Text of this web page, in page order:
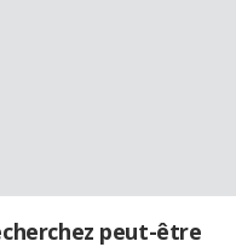
peut-être